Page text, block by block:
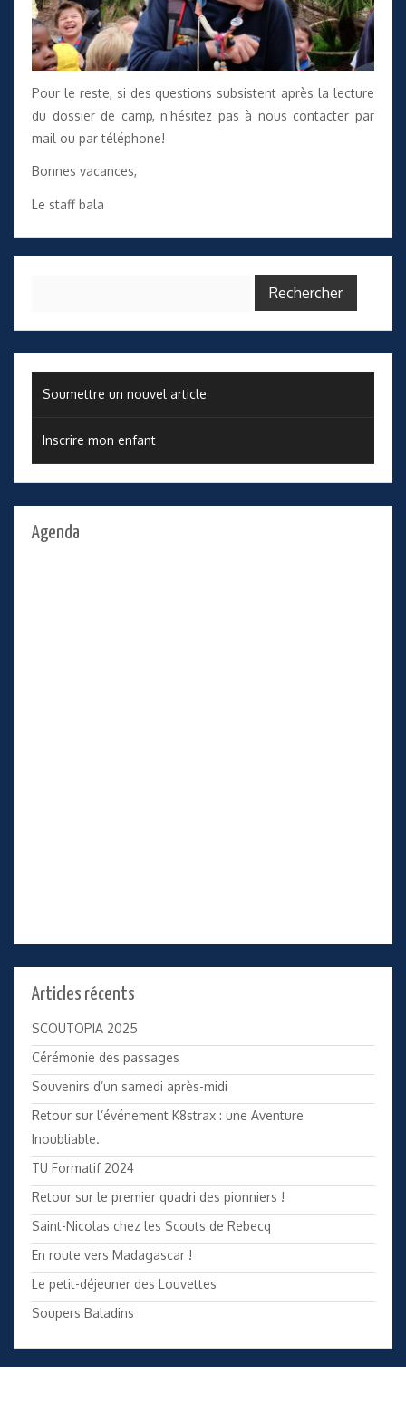
Pour le reste, si des questions subsistent après la lecture
du dossier de camp, n’hésitez pas à nous contacter par
mail ou par téléphone!
Bonnes vacances,
Le staff bala
Soumettre un nouvel article
Inscrire mon enfant
Agenda
Articles récents
SCOUTOPIA 2025
Cérémonie des passages
Souvenirs d’un samedi après-midi
Retour sur l’événement K8strax : une Aventure
Inoubliable.
TU Formatif 2024
Retour sur le premier quadri des pionniers !
Saint-Nicolas chez les Scouts de Rebecq
En route vers Madagascar !
Le petit-déjeuner des Louvettes
Soupers Baladins